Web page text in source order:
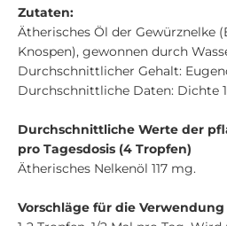
Zutaten:
Ätherisches Öl der Gewürznelke
Knospen), gewonnen durch
Durchschnittlicher Gehalt:
Durchschnittliche Daten: Dichte
Durchschnittliche Werte der
pro Tagesdosis (4 Tropfen)
Ätherisches Nelkenöl 117 mg.
Vorschläge für die Verwendung